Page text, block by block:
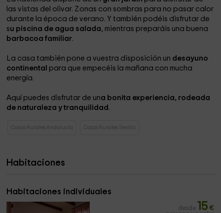
las vistas del olivar. Zonas con sombras para no pasar calor
durante la época de verano. Y también podéis disfrutar de
su piscina de agua salada, mientras preparáis una buena
barbacoa familiar.
La casa también pone a vuestra disposición un desayuno
continental para que empecéis la mañana con mucha
energía.
Aquí puedes disfrutar de una bonita experiencia, rodeada
de naturaleza y tranquilidad .
Casas Rurales Andalucía Casas Rurales Sevilla
Habitaciones
Habitaciones individuales
desde 15 €